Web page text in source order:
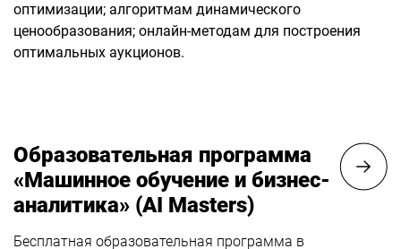
оптимизации; алгоритмам динамического
ценообразования; онлайн-методам для построения
оптимальных аукционов.
Образовательная программа
«Машинное обучение и бизнес-
аналитика» (AI Masters)
Бесплатная образовательная программа в